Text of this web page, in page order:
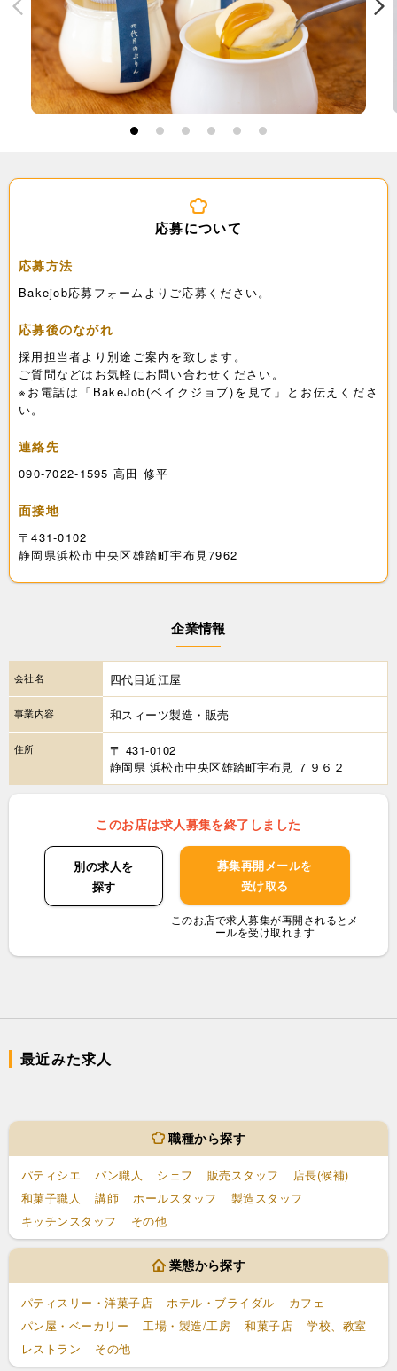
1 2 3 4 5 6
応募について
応募方法
Bakejob応募フォームよりご応募ください。
応募後のながれ
採用担当者より別途ご案内を致します。
ご質問などはお気軽にお問い合わせください。
※お電話は「BakeJob(ベイクジョブ)を見て」とお伝えくださ
い。
連絡先
090-7022-1595 高田 修平
面接地
〒431-0102
静岡県浜松市中央区雄踏町宇布見7962
企業情報
会社名 四代目近江屋
事業内容 和スィーツ製造・販売
住所
〒 431-0102
静岡県 浜松市中央区雄踏町宇布見 ７９６２
このお店は求人募集を終了しました
別の求人を
探す
募集再開メールを
受け取る
このお店で求人募集が再開されるとメ
ールを受け取れます
最近みた求人
職種から探す
パティシエ パン職人 シェフ 販売スタッフ
店長(候補)
和菓子職人
講師 ホールスタッフ
製造スタッフ
キッチンスタッフ
その他
業態から探す
パティスリー・洋菓子店 ホテル・ブライダル
カフェ
パン屋・ベーカリー
工場・製造/工房 和菓子店
学校、教室
レストラン
その他